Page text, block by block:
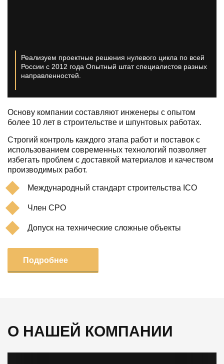
Реализуем проектные решения нулевого цикла по всей
России с 2012 года Опытный штат специалистов разных
направленностей.
Основу компании составляют инженеры с опытом
более 10 лет в строительстве и шпунтовых работах.
Строгий контроль каждого этапа работ и поставок с
использованием современных технологий позволяет
избегать проблем с доставкой материалов и качеством
производимых работ.
Международный стандарт строительства ICO
Член СРО
Допуск на технические сложные объекты
Подробнее
О НАШЕЙ КОМПАНИИ